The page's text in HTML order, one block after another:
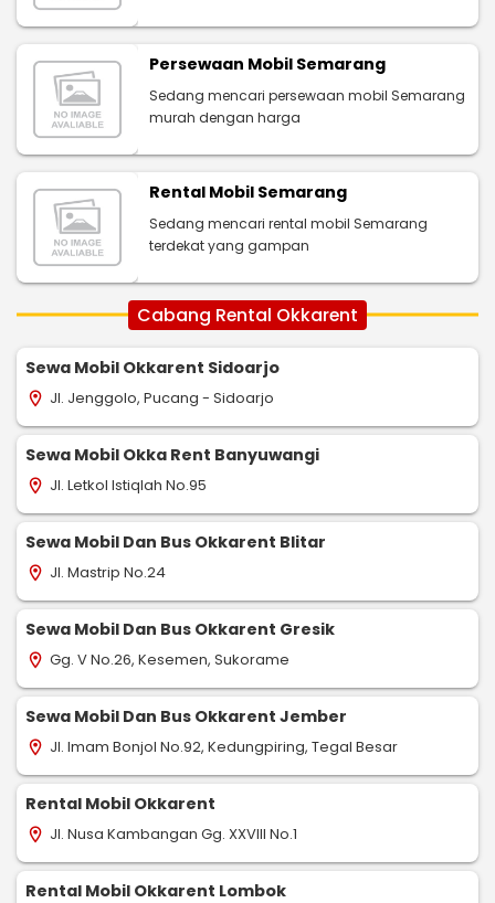
Persewaan Mobil Semarang
Sedang mencari persewaan mobil Semarang
murah dengan harga
Rental Mobil Semarang
Sedang mencari rental mobil Semarang
terdekat yang gampan
Cabang Rental Okkarent
Sewa Mobil Okkarent Sidoarjo
location_on Jl. Jenggolo, Pucang - Sidoarjo
Sewa Mobil Okka Rent Banyuwangi
location_on Jl. Letkol Istiqlah No.95
Sewa Mobil Dan Bus Okkarent Blitar
location_on Jl. Mastrip No.24
Sewa Mobil Dan Bus Okkarent Gresik
location_on Gg. V No.26, Kesemen, Sukorame
Sewa Mobil Dan Bus Okkarent Jember
location_on Jl. Imam Bonjol No.92, Kedungpiring, Tegal Besar
Rental Mobil Okkarent
location_on Jl. Nusa Kambangan Gg. XXVIII No.1
Rental Mobil Okkarent Lombok